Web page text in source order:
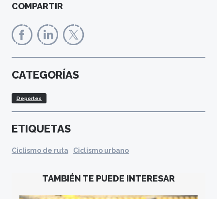
COMPARTIR
CATEGORÍAS
Deportes
ETIQUETAS
Ciclismo de ruta Ciclismo urbano
TAMBIÉN TE PUEDE INTERESAR